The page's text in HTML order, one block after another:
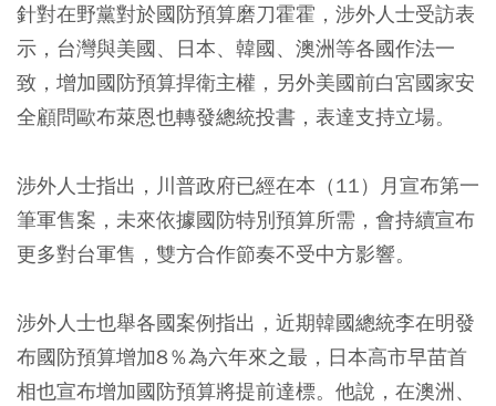
針對在野黨對於國防預算磨刀霍霍，涉外人士受訪表
示，台灣與美國、日本、韓國、澳洲等各國作法一
致，增加國防預算捍衛主權，另外美國前白宮國家安
全顧問歐布萊恩也轉發總統投書，表達支持立場。
涉外人士指出，川普政府已經在本（11）月宣布第一
筆軍售案，未來依據國防特別預算所需，會持續宣布
更多對台軍售，雙方合作節奏不受中方影響。
涉外人士也舉各國案例指出，近期韓國總統李在明發
布國防預算增加8％為六年來之最，日本高市早苗首
相也宣布增加國防預算將提前達標。他說，在澳洲、